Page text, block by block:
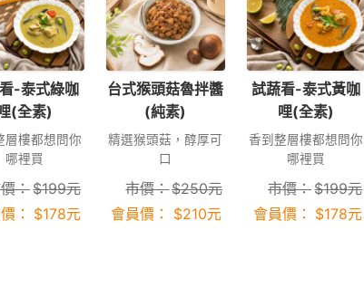
-泰式綠咖
(全素)
層樓都想問你
哪裡買
：$199元
： $178元
台式猴頭菇魯拌醬
(純素)
精選猴頭菇，醇厚可
口
市價：$250元
會員價： $210元
試蔬看-泰式黃咖
哩(全素)
香到整層樓都想問你
哪裡買
市價：$199元
會員價： $178元